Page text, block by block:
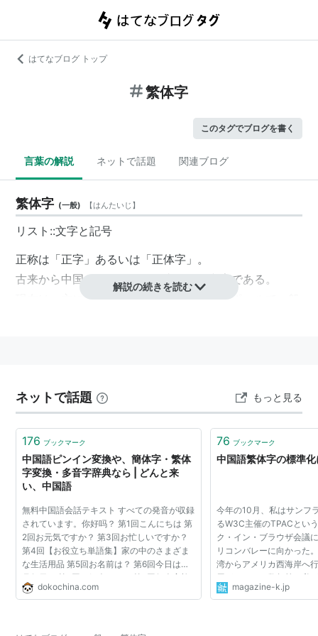
はてなブログ トップ
繁体字
このタグでブログを書く
言葉の解説 ネットで話題 関連ブログ
繁体字 (一般) 【はんたいじ 】
リスト::文字と記号
正称は「正字」あるいは「正体字」。
古来から中国が使われている由緒ある文字である。
現在は、主に台湾、マカオ、香港、シンガポールで一般
止する論調があって、その中継として漢字の簡化を行っ
た。
例えば、中華人民共和国が簡体字に、日本は新字体に。
但し、ついに漢字廃止の運動が失敗と見做し、簡化のレ
ベルに留まった。
また、コンピュータが発達する現代、タイピング問題も
なくなるのである。
中華人民共和国の大陸部で使用される「簡体字」に対し
て、漢字感化運動以前の漢字を繁体字という。また、日
本で1923年常用漢字表が発表された後、使用されるよ
解説の続きを読む
ネットで話題 もっと見る
176 ブックマーク
中国語ピンイン変換や、簡体字・繁体
字変換・多音字辞典なら | どんと来
い、中国語
無料中国語会話テキスト すべての発音が収録
されています。你好吗？ 第1回こんにちは 第
2回お元気ですか？ 第3回お忙しいですか？
第4回【お役立ち単語集】家の中のさまざま
な生活用品 第5回お名前は？ 第6回今日は何
月何日？ 第7回ご紹介します 第8回何人家族
ですか? 第9回【お役立ち単語集】最低限、抑
dokochina.com
76 ブックマーク
中国語繁体字の標準
今年の10月、私はサンフ
るW3C主催のTPACとい
ク・イン・ブラウザ会議
リコンバレーに向かった
湾からアメリカ西海岸へ
用がかかる。数年前、私
た頃は、東京、香港、上
magazine-k.jp